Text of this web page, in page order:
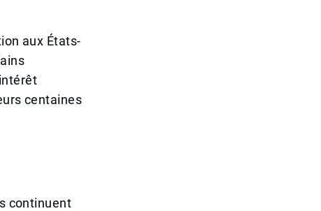
aux États-
centaines
continuent